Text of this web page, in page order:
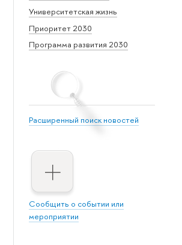
Университетская жизнь
Приоритет 2030
Программа развития 2030
Расширенный поиск новостей
Сообщить о событии или
мероприятии